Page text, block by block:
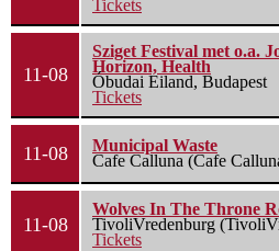
Tickets
11-08
Sziget Festival met o.a.
Horizon, Health
Óbudai Eiland, Budapest
Tickets
11-08
Municipal Waste
Cafe Calluna (Cafe
11-08
Wolves In The Throne
TivoliVredenburg
Tickets